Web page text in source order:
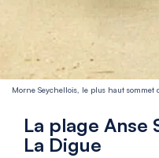
Morne Seychellois, le plus haut sommet
La plage Anse
La Digue